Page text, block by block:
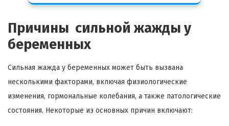
Причины сильной жажды у
беременных
Сильная жажда у беременных может быть вызвана
несколькими факторами, включая физиологические
изменения, гормональные колебания, а также патологические
состояния. Некоторые из основных причин включают: